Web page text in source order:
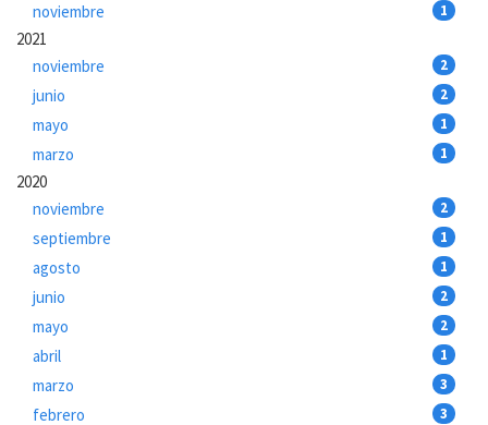
noviembre
1
2021
noviembre
2
junio 2
mayo 1
marzo 1
2020
noviembre
2
septiembre 1
agosto 1
junio 2
mayo 2
abril 1
marzo 3
febrero 3